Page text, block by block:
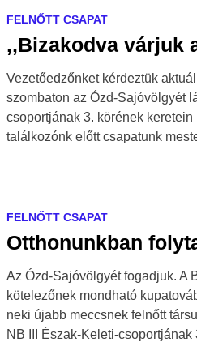
FELNŐTT CSAPAT
,,Bizakodva várjuk
Vezetőedzőnket kérdeztük
szombaton az Ózd-Sajóvölgyét
csoportjának 3. körének
találkozónk előtt csapatunk
FELNŐTT CSAPAT
Otthonunkban
Az Ózd-Sajóvölgyét fogadjuk. A
kötelezőnek mondható
neki újabb meccsnek felnőtt
NB III Észak-Keleti-